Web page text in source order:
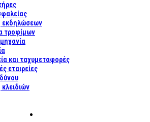
εκδηλώσεων
τροφίμων
και ταχυμεταφορές
εταιρείες
κλειδιών